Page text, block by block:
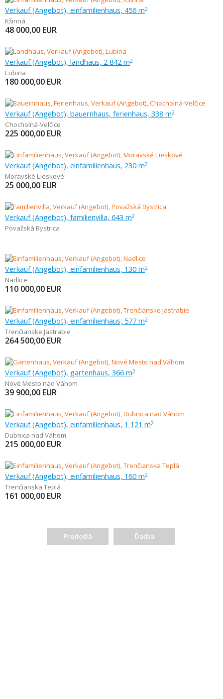
Verkauf (Angebot), einfamilienhaus, 456 m2
Kšinná
48 000,00 EUR
Verkauf (Angebot), landhaus, 2 842 m2
Lubina
180 000,00 EUR
Verkauf (Angebot), bauernhaus, ferienhaus, 338 m2
Chocholná-Velčice
225 000,00 EUR
Verkauf (Angebot), einfamilienhaus, 230 m2
Moravské Lieskové
25 000,00 EUR
Verkauf (Angebot), familienvilla, 643 m2
Považská Bystrica
Verkauf (Angebot), einfamilienhaus, 130 m2
Nadlice
110 000,00 EUR
Verkauf (Angebot), einfamilienhaus, 577 m2
Trenčianske Jastrabie
264 500,00 EUR
Verkauf (Angebot), gartenhaus, 366 m2
Nové Mesto nad Váhom
39 900,00 EUR
Verkauf (Angebot), einfamilienhaus, 1 121 m2
Dubnica nad Váhom
215 000,00 EUR
Verkauf (Angebot), einfamilienhaus, 160 m2
Trenčianska Teplá
161 000,00 EUR
Predošlá Ďalšia